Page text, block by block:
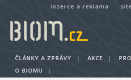
inzerce a reklama
ČLÁNKY A ZPRÁVY | AKCE |
O BIOMU
|